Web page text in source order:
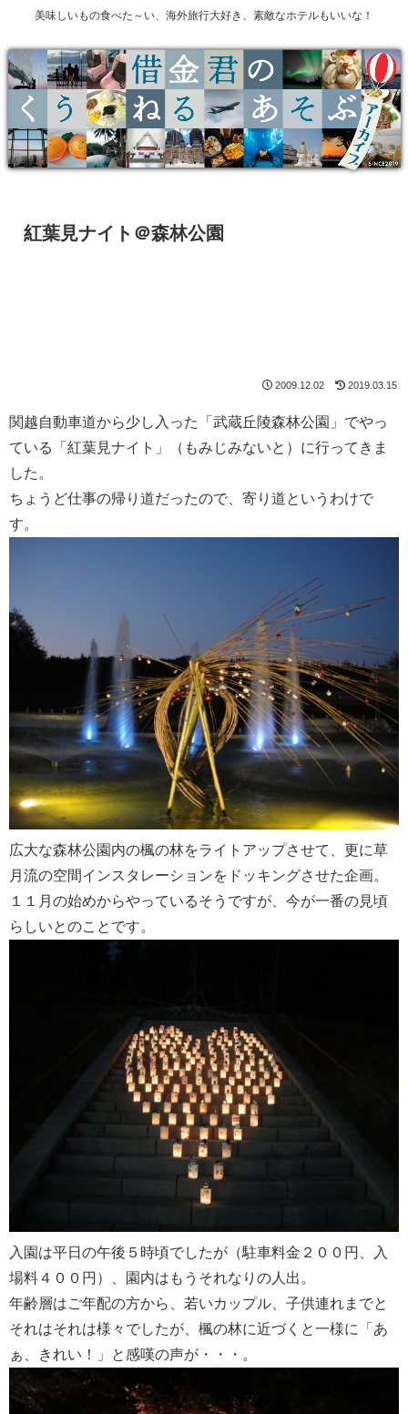
美味しいもの食べた～い、海外旅行大好き、素敵なホテルもいいな！
紅葉見ナイト＠森林公園
2009.12.02 2019.03.15
関越自動車道から少し入った「武蔵丘陵森林公園」でやっ
ている「紅葉見ナイト」（もみじみないと）に行ってきま
した。
ちょうど仕事の帰り道だったので、寄り道というわけで
す。
広大な森林公園内の楓の林をライトアップさせて、更に草
月流の空間インスタレーションをドッキングさせた企画。
１１月の始めからやっているそうですが、今が一番の見頃
らしいとのことです。
入園は平日の午後５時頃でしたが（駐車料金２００円、入
場料４００円）、園内はもうそれなりの人出。
年齢層はご年配の方から、若いカップル、子供連れまでと
それはそれは様々でしたが、楓の林に近づくと一様に「あ
ぁ、きれい！」と感嘆の声が・・・。